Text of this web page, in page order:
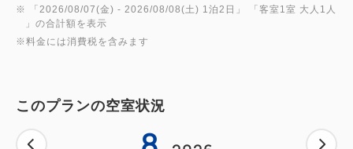
※お土産の交換は致しかねますので、予めご了承くだ
さい。
■朝食内容（7:00～10:30ラストオーダー）
※ 「 2026/08/07(金) - 2026/08/08(土) 1泊2日 」 「 客室1室 大人1人
」の合計額を表示
※料金には消費税を含みます
このプランの空室状況